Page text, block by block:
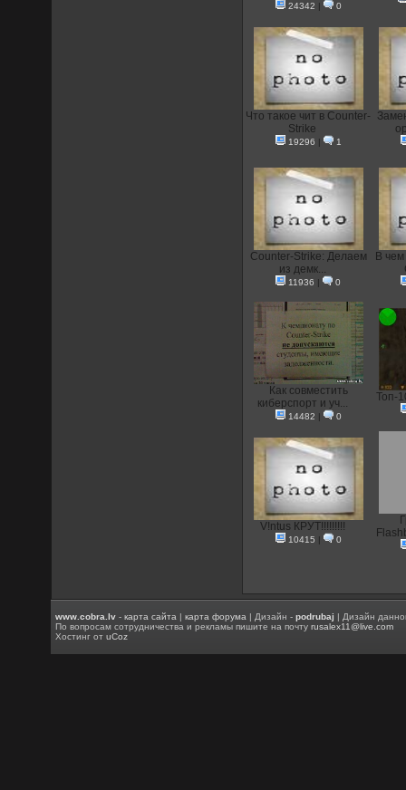
24342 | 0
Что такое чит в Counter-
Strike
19296 | 1
Counter-Strike: Делаем
из демк...
11936 | 0
В чем
Как совместить
киберспорт и уч...
14482 | 0
Топ-
V!ntus КРУТ!!!!!!!!!
10415 | 0
www.cobra.lv -карта сайта |карта форума | Дизайн -podrubaj | Дизайн
По вопросам сотрудничества и рекламы пишите на почтуrusalex11@live.com
Хостинг отuCoz